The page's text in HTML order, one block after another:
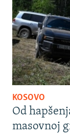
KOSOVO
Od
masovnoj